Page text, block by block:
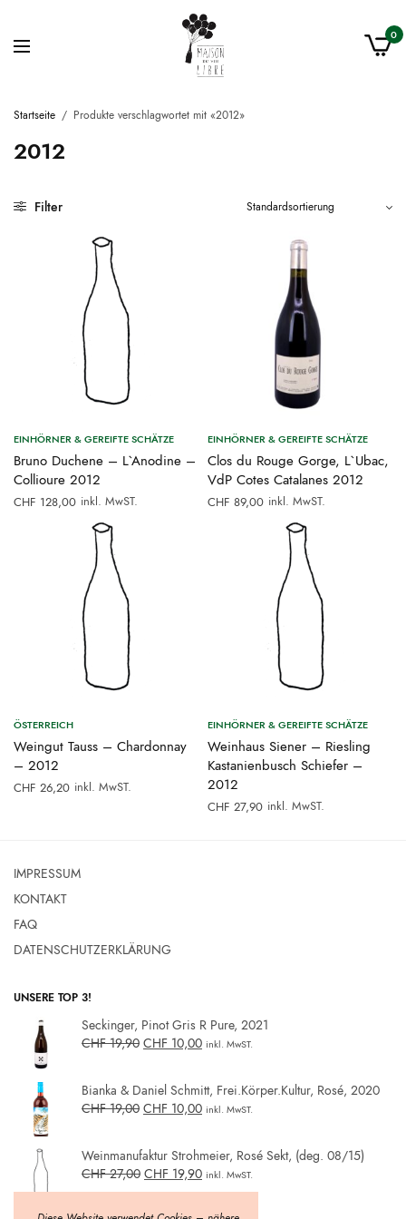
0
Startseite / Produkte verschlagwortet mit «2012»
2012
Filter
EINHÖRNER & GEREIFTE SCHÄTZE
Bruno Duchene – L`Anodine –
Collioure 2012
CHF 128,00 inkl. MwST.
EINHÖRNER & GEREIFTE SCHÄTZE
Clos du Rouge Gorge, L`Ubac,
VdP Cotes Catalanes 2012
CHF 89,00 inkl. MwST.
ÖSTERREICH
Weingut Tauss – Chardonnay
– 2012
CHF 26,20 inkl. MwST.
EINHÖRNER & GEREIFTE SCHÄTZE
Weinhaus Siener – Riesling
Kastanienbusch Schiefer –
2012
CHF 27,90 inkl. MwST.
IMPRESSUM
KONTAKT
FAQ
DATENSCHUTZERKLÄRUNG
UNSERE TOP 3!
Seckinger, Pinot Gris R Pure, 2021
CHF19,90 CHF 10,00 inkl. MwST.
Bianka & Daniel Schmitt, Frei.Körper.Kultur, Rosé, 2020
CHF19,00 CHF 10,00 inkl. MwST.
Weinmanufaktur Strohmeier, Rosé Sekt, (deg. 08/15)
CHF27,00 CHF 19,90 inkl. MwST.